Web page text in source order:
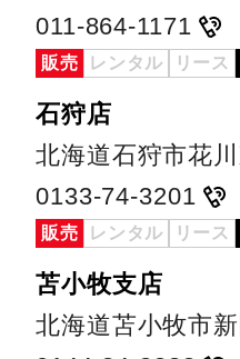
011-864-1171
販売 レンタル リース
石狩店
北海道石狩市花
0133-74-3201
販売 レンタル リース
苫小牧支店
北海道苫小牧市